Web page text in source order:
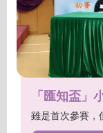
「匯知盃」
雖是首次參賽，